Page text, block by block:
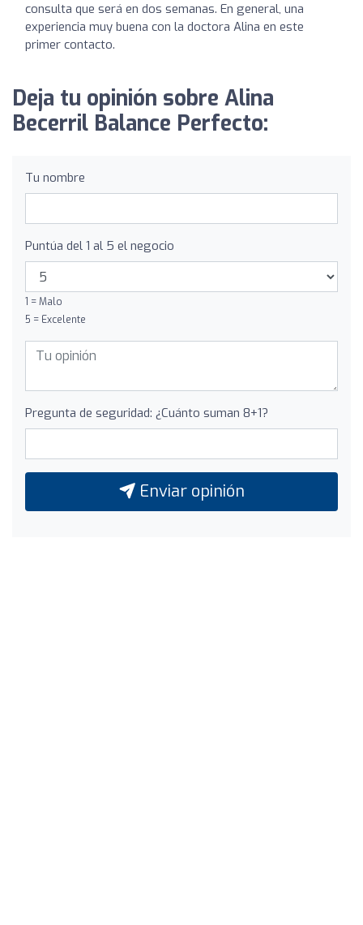
consulta que será en dos semanas. En general, una
experiencia muy buena con la doctora Alina en este
primer contacto.
Deja tu opinión sobre Alina
Becerril Balance Perfecto:
Tu nombre
Puntúa del 1 al 5 el negocio
1 = Malo
5 = Excelente
Pregunta de seguridad: ¿Cuánto suman 8+1?
Enviar opinión